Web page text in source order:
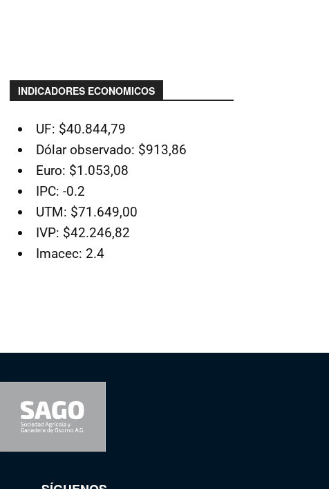
INDICADORES ECONOMICOS
UF: $40.844,79
Dólar observado: $913,86
Euro: $1.053,08
IPC: -0.2
UTM: $71.649,00
IVP: $42.246,82
Imacec: 2.4